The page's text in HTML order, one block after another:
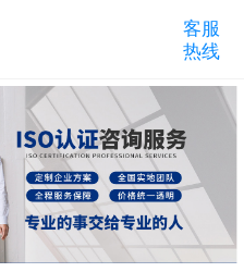
客服
热线